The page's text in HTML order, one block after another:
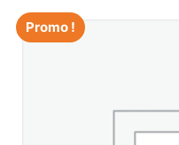
Promo !